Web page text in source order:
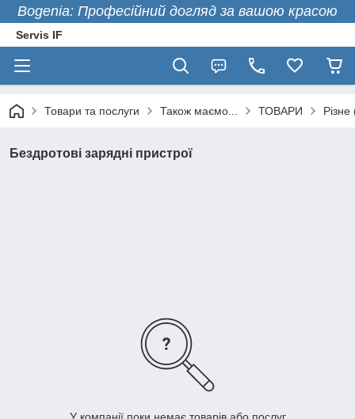
Bogenia: Професійний догляд за вашою красою
Servis IF
Товари та послуги Також маємо... ТОВАРИ
Бездротові зарядні пристрої